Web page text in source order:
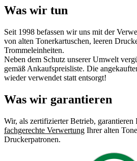
Was wir tun
Seit 1998 befassen wir uns mit der
von alten Tonerkartuschen, leeren
Trommeleinheiten.
Neben dem Schutz unserer Umwelt
gemäß Ankaufspreisliste. Die
wieder verwendet statt entsorgt!
Was wir garantieren
Wir, als zertifizierter Betrieb, garantieren
fachgerechte Verwertung Ihrer alten
Druckerpatronen.